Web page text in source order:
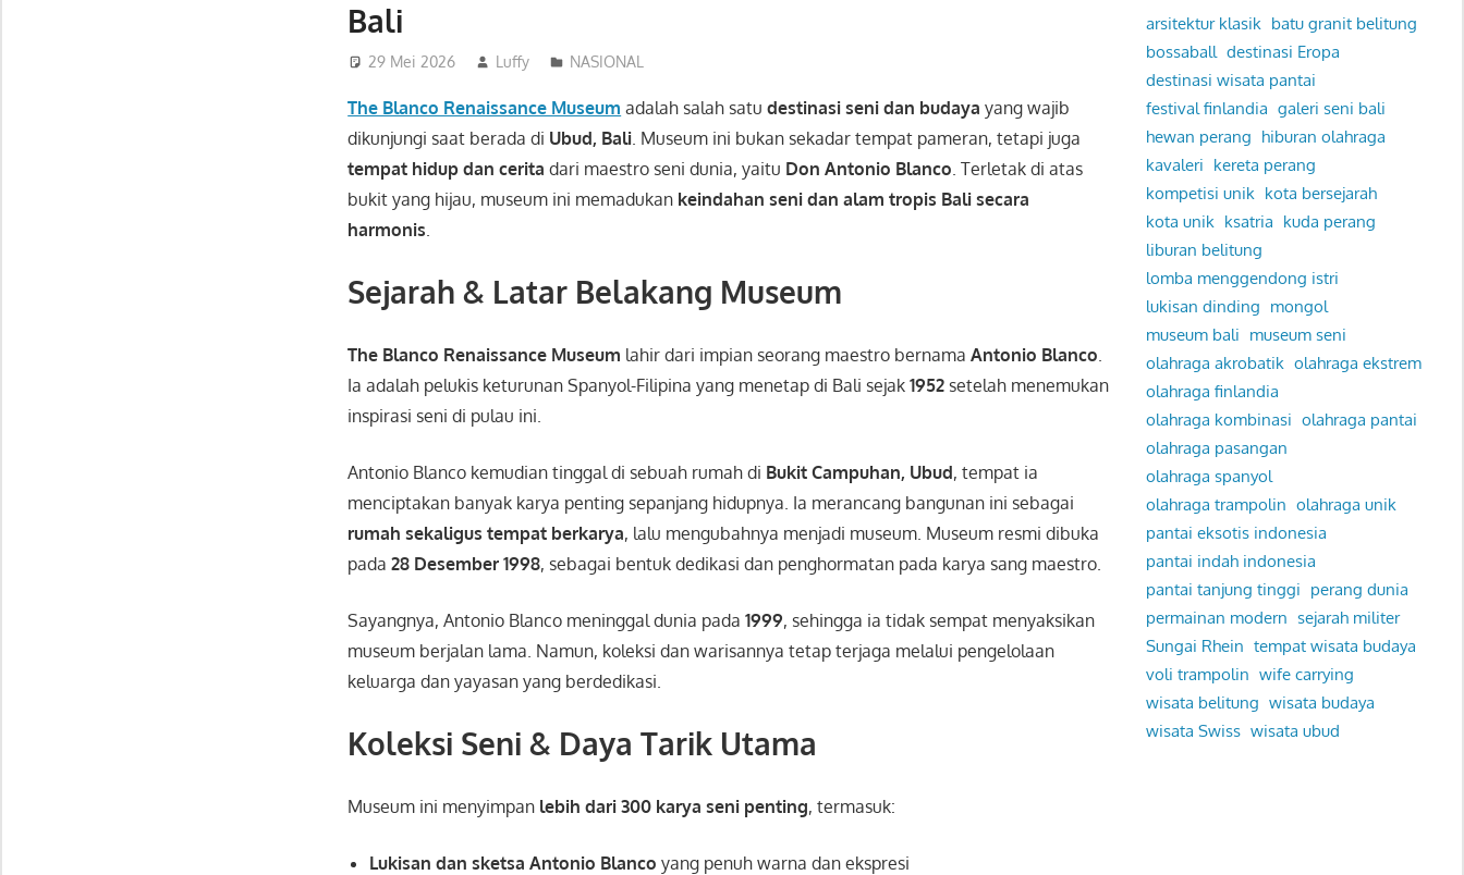
Bali
29 Mei 2026 Luffy NASIONAL
The Blanco Renaissance Museum adalah salah satudestinasi seni dan budaya yang wajib
dikunjungi saat berada di Ubud, Bali . Museum ini bukan sekadar tempat pameran, tetapi juga
tempat hidup dan cerita dari maestro seni dunia, yaitu Don Antonio Blanco . Terletak di atas
bukit yang hijau, museum ini memadukan keindahan seni dan alam tropis Bali secara
harmonis
Sejarah & Latar Belakang Museum
The Blanco Renaissance Museum lahir dari impian seorang maestro bernamaAntonio Blanco
Ia adalah pelukis keturunan Spanyol-Filipina yang menetap di Bali sejak1952 setelah menemukan
inspirasi seni di pulau ini.
Antonio Blanco kemudian tinggal di sebuah rumah di Bukit Campuhan, Ubud, tempat ia
menciptakan banyak karya penting sepanjang hidupnya. Ia merancang bangunan ini sebagai
rumah sekaligus tempat berkarya, lalu mengubahnya menjadi museum. Museum resmi dibuka
pada28 Desember 1998, sebagai bentuk dedikasi dan penghormatan pada karya sang maestro.
Sayangnya, Antonio Blanco meninggal dunia pada1999, sehingga ia tidak sempat menyaksikan
museum berjalan lama. Namun, koleksi dan warisannya tetap terjaga melalui pengelolaan
keluarga dan yayasan yang berdedikasi.
Koleksi Seni & Daya Tarik Utama
Museum ini menyimpan lebih dari 300 karya seni penting, termasuk:
Lukisan dan sketsa Antonio Blanco yang penuh warna dan ekspresi
arsitektur klasik batu granit belitung
bossaball destinasi Eropa
destinasi wisata pantai
festival finlandia galeri seni bali
hewan perang hiburan olahraga
kavaleri kereta perang
kompetisi unik kota bersejarah
kota unik ksatria kuda perang
liburan belitung
lomba menggendong istri
lukisan dinding mongol
museum bali museum seni
olahraga akrobatik olahraga ekstrem
olahraga finlandia
olahraga kombinasi olahraga pantai
olahraga pasangan
olahraga spanyol
olahraga trampolin olahraga unik
pantai eksotis indonesia
pantai indah indonesia
pantai tanjung tinggi perang dunia
permainan modern sejarah militer
Sungai Rhein tempat wisata budaya
voli trampolin wife carrying
wisata belitung wisata budaya
wisata Swiss wisata ubud